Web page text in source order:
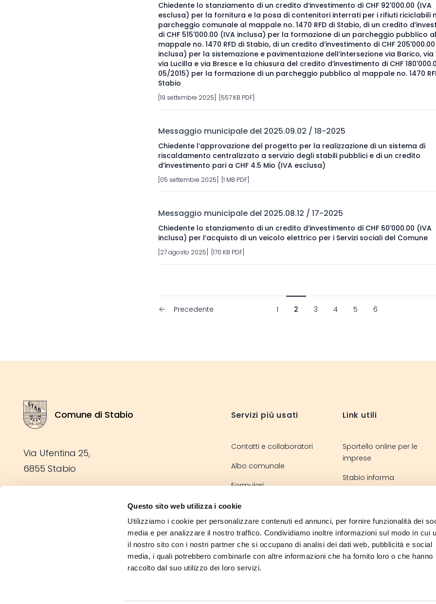
Questo sito web utilizza i cookie
Utilizziamo i cookie per personalizzare contenuti ed annunci, per fornire funzionalità dei
media e per analizzare il nostro traffico. Condividiamo inoltre informazioni sul modo in cui
il nostro sito con i nostri partner che si occupano di analisi dei dati web, pubblicità e social
media, i quali potrebbero combinarle con altre informazioni che ha fornito loro o che hanno
raccolto dal suo utilizzo dei loro servizi.
Chiedente lo stanziamento di un credito d’investimento di CHF 92'000.00 (IVA
esclusa) per la fornitura e la posa di contenitori interrati per i rifiuti riciclabili
parcheggio comunale al mappale no. 1470 RFD di Stabio, di un credito
di CHF 515'000.00 (IVA inclusa) per la formazione di un parcheggio pubblico al
mappale no. 1470 RFD di Stabio, di un credito d’investimento di CHF
inclusa) per la sistemazione e pavimentazione dell’intersezione via Barico, via
via Lucilla e via Bresce e la chiusura del credito d’investimento di CHF
05/2015) per la formazione di un parcheggio pubblico al mappale no. 1470
Stabio
[19 settembre 2025] [557 KB PDF]
Messaggio municipale del 2025.09.02 / 18-2025
Chiedente l’approvazione del progetto per la realizzazione di un sistema di
riscaldamento centralizzato a servizio degli stabili pubblici e di un credito
d’investimento pari a CHF 4.5 Mio (IVA esclusa)
[05 settembre 2025] [1 MB PDF]
Messaggio municipale del 2025.08.12 / 17-2025
Chiedente lo stanziamento di un credito d’investimento di CHF 60'000.00 (IVA
inclusa) per l’acquisto di un veicolo elettrico per i Servizi sociali del Comune
[27 agosto 2025] [170 KB PDF]
Precedente 1 2 3 4 5 6
Stemma Comune di Stabio
Comune di Stabio
Via Ufentina 25,
6855 Stabio
Scarica l'app del Comune
Servizi più usati
Contatti e collaboratori
Albo comunale
Formulari
Regolamenti
Ordinanze
Link utili
Sportello online per le
imprese
Stabio informa
La vita in Svizzera